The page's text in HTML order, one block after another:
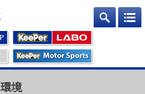
環境